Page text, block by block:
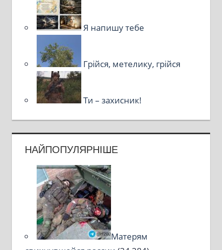
Я напишу тебе
Грійся, метелику, грійся
Ти – захисник!
НАЙПОПУЛЯРНІШЕ
Матерям